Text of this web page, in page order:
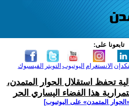
تابعونا على:
الفيسبوك التويتر اليوتيوب الانستغرام
تحفظ استقلال الحوار المتمدن،
هذا الفضاء اليساري الحر
المتمدن» على اليوتيوب]